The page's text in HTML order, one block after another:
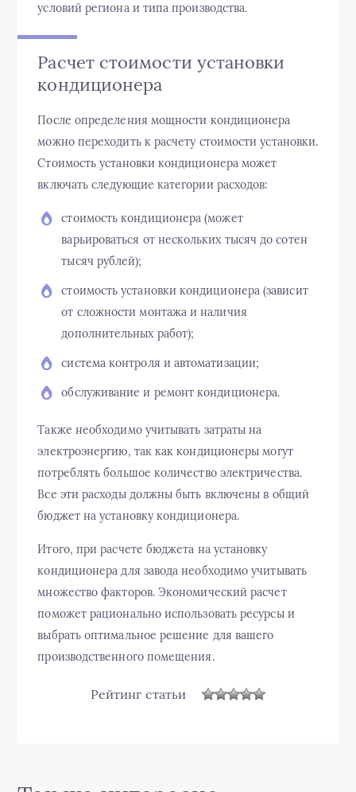
условий региона и типа производства.
Расчет стоимости установки
кондиционера
После определения мощности кондиционера
можно переходить к расчету стоимости установки.
Стоимость установки кондиционера может
включать следующие категории расходов:
стоимость кондиционера (может
варьироваться от нескольких тысяч до сотен
тысяч рублей);
стоимость установки кондиционера (зависит
от сложности монтажа и наличия
дополнительных работ);
система контроля и автоматизации;
обслуживание и ремонт кондиционера.
Также необходимо учитывать затраты на
электроэнергию, так как кондиционеры могут
потреблять большое количество электричества.
Все эти расходы должны быть включены в общий
бюджет на установку кондиционера.
Итого, при расчете бюджета на установку
кондиционера для завода необходимо учитывать
множество факторов. Экономический расчет
поможет рационально использовать ресурсы и
выбрать оптимальное решение для вашего
производственного помещения.
Рейтинг статьи